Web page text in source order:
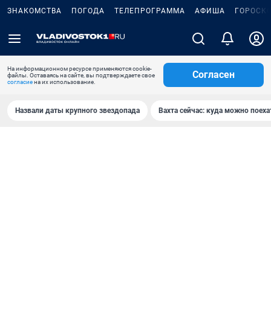
ЗНАКОМСТВА ПОГОДА ТЕЛЕПРОГРАММА АФИША
На информационном ресурсе применяются cookie-
файлы. Оставаясь на сайте, вы подтверждаете свое
согласиена их использование.
Согласен
Назвали даты крупного звездопада Вахта сейчас: куда можно